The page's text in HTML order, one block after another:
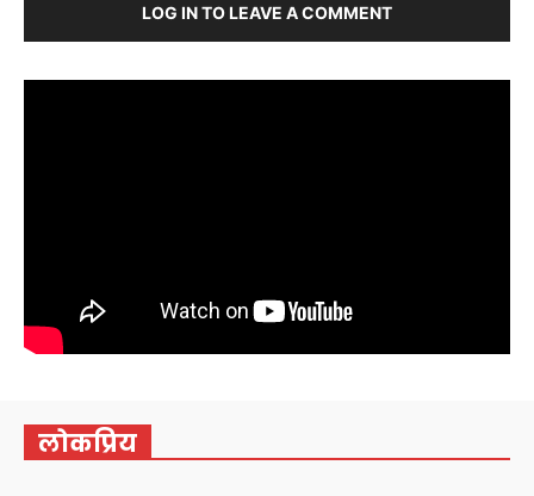
LOG IN TO LEAVE A COMMENT
लोकप्रिय